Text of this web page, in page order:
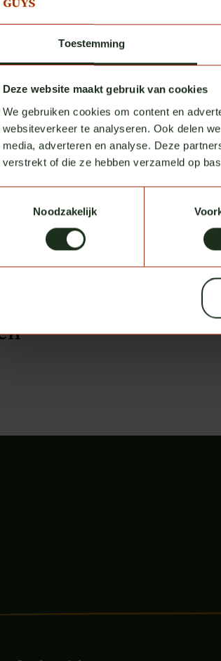
Toestemming
Deze website maakt gebruik van cookies
We gebruiken cookies om content en
websiteverkeer te analyseren. Ook delen
media, adverteren en analyse. Deze
verstrekt of die ze hebben verzameld op
NoodzakelijkNedking